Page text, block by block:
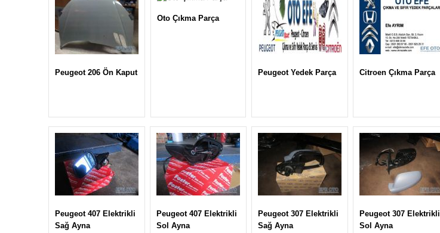
Peugeot 206 Ön Kaput
Oto Çıkma Parça
Peugeot Yedek Parça Citroen Çıkma Parça
Peugeot 407 Elektrikli
Sağ Ayna
Peugeot 407 Elektrikli
Sol Ayna
Peugeot 307 Elektrikli
Sağ Ayna
Peugeot 307 Elektrikli
Sol Ayna